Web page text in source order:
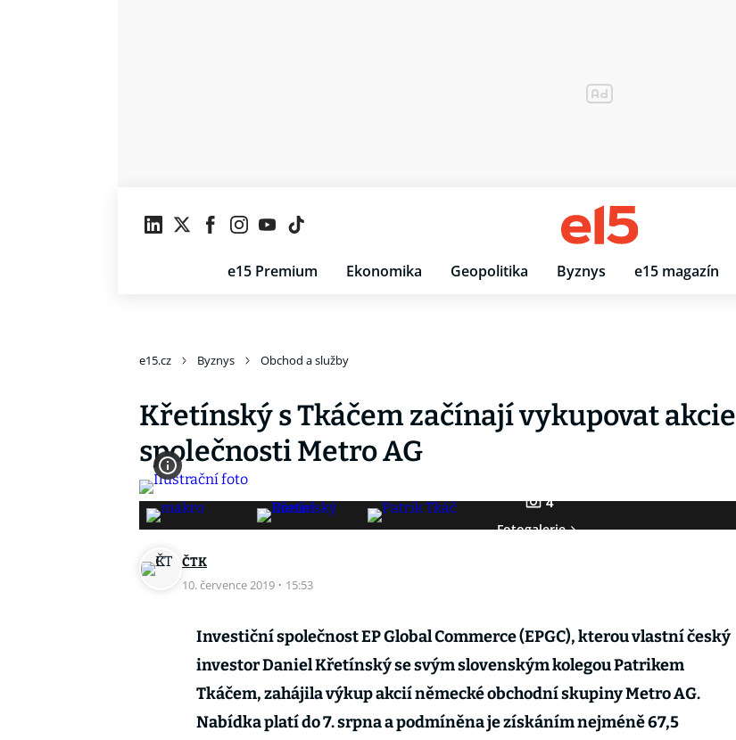
e15 Premium Ekonomika Geopolitika Byznys e15 magazín
e15.cz Byznys Obchod a služby
Křetínský s Tkáčem začínají vykupovat akcie
společnosti Metro AG
4
Fotogalerie
ČTK
10. července 2019 · 15:53
Investiční společnost EP Global Commerce (EPGC), kterou vlastní český
investor Daniel Křetínský se svým slovenským kolegou Patrikem
Tkáčem, zahájila výkup akcií německé obchodní skupiny Metro AG.
Nabídka platí do 7. srpna a podmíněna je získáním nejméně 67,5